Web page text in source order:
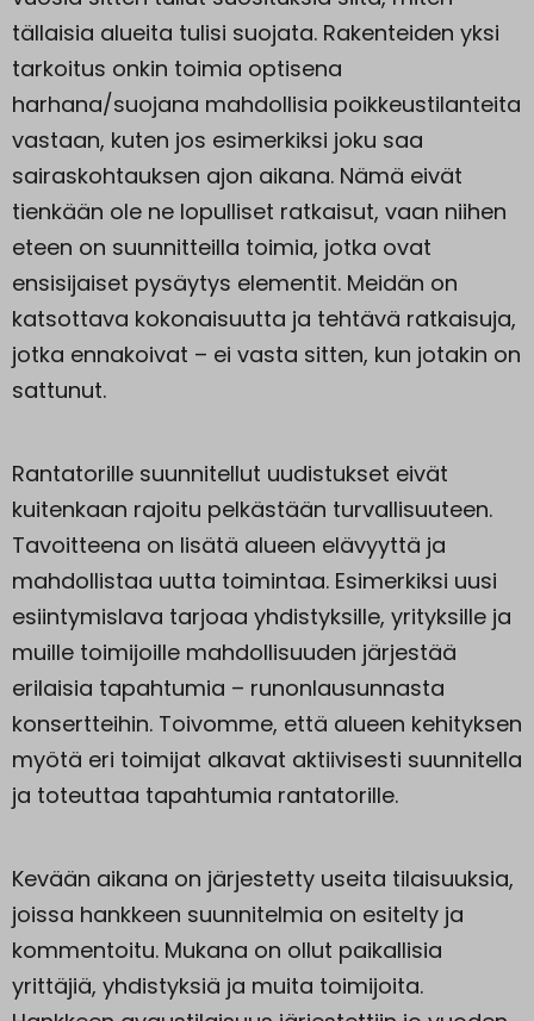
tällaisia alueita tulisi suojata. Rakenteiden yksi
tarkoitus onkin toimia optisena
harhana/suojana mahdollisia poikkeustilanteita
vastaan, kuten jos esimerkiksi joku saa
sairaskohtauksen ajon aikana. Nämä eivät
tienkään ole ne lopulliset ratkaisut, vaan niihen
eteen on suunnitteilla toimia, jotka ovat
ensisijaiset pysäytys elementit. Meidän on
katsottava kokonaisuutta ja tehtävä ratkaisuja,
jotka ennakoivat – ei vasta sitten, kun jotakin on
sattunut.
Rantatorille suunnitellut uudistukset eivät
kuitenkaan rajoitu pelkästään turvallisuuteen.
Tavoitteena on lisätä alueen elävyyttä ja
mahdollistaa uutta toimintaa. Esimerkiksi uusi
esiintymislava tarjoaa yhdistyksille, yrityksille ja
muille toimijoille mahdollisuuden järjestää
erilaisia tapahtumia – runonlausunnasta
konsertteihin. Toivomme, että alueen kehityksen
myötä eri toimijat alkavat aktiivisesti suunnitella
ja toteuttaa tapahtumia rantatorille.
Kevään aikana on järjestetty useita tilaisuuksia,
joissa hankkeen suunnitelmia on esitelty ja
kommentoitu. Mukana on ollut paikallisia
yrittäjiä, yhdistyksiä ja muita toimijoita.